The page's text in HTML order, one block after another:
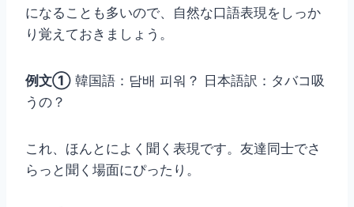
になることも多いので、自然な口語表現をしっか
り覚えておきましょう。
例文① 韓国語：담배 피워？ 日本語訳：タバコ吸
うの？
これ、ほんとによく聞く表現です。友達同士でさ
らっと聞く場面にぴったり。